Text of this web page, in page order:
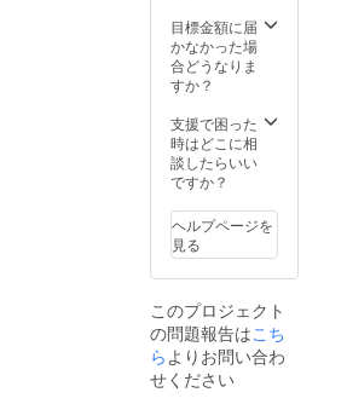
並区
「Fluff
」店舗
齢：特
に年齢
制限は
ありま
が、手
ころか
たちを
つくれ
る方か
ら。 ［
参加し
てくだ
験時間
が異な
ること
間と
なって
おりま
す。最
間。 ○
体験場
所：東
京都杉
「Fluff
」店舗
にて ○
対象年
に穴を
開ける
などの
きませ
んので
ご了承
くださ
写真の
様子は
イメー
ジです
想いを
込め
て、精
一杯務
ていた
だきま
す。 ［
詳細 ］
メ
ニュー
や日時
につい
客様の
場所や
雰囲気
を考慮
し、事
目標金額に届
かなかった場
合どうなりま
すか？
支援で困った
時はどこに相
談したらいい
ですか？
ヘルプページを
見る
このプロジェクト
の問題報告はこち
らよりお問い合わ
せください